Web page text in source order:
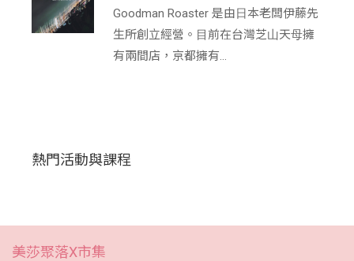
Goodman Roaster 是由⽇本老闆伊藤先
⽣所創立經營。⽬前在台灣芝⼭天⺟擁
有兩間店，京都擁有...
熱門活動與課程
美莎聚落X市集